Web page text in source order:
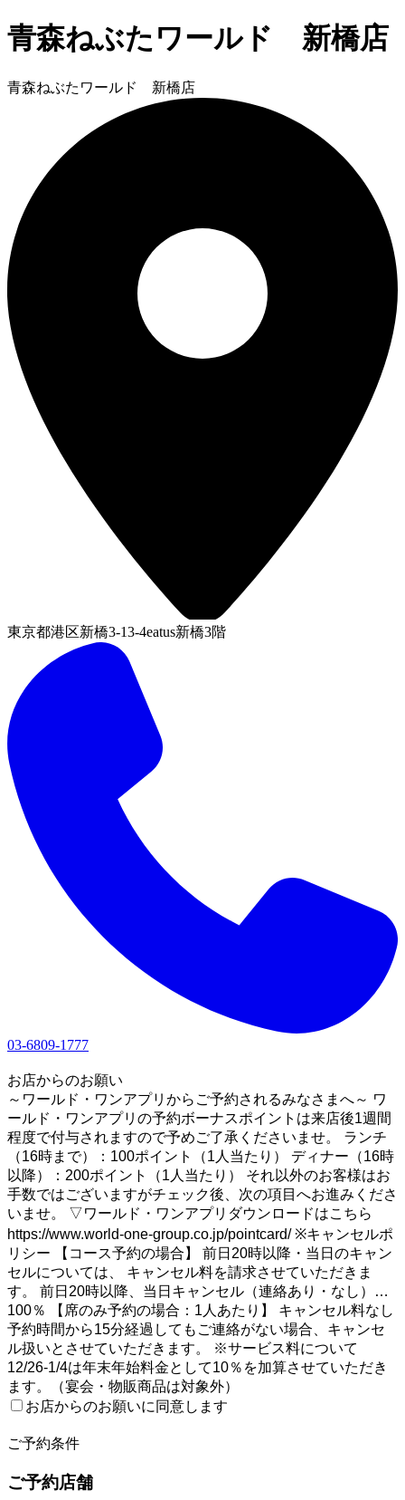
青森ねぶたワールド 新橋店
青森ねぶたワールド 新橋店
東京都港区新橋3-13-4eatus新橋3階
03-6809-1777
お店からのお願い
～ワールド・ワンアプリからご予約されるみなさまへ～ ワ
ールド・ワンアプリの予約ボーナスポイントは来店後1週間
程度で付与されますので予めご了承くださいませ。 ランチ
（16時まで）：100ポイント（1人当たり） ディナー（16時
以降）：200ポイント（1人当たり） それ以外のお客様はお
手数ではございますがチェック後、次の項目へお進みくださ
いませ。 ▽ワールド・ワンアプリダウンロードはこちら
https://www.world-one-group.co.jp/pointcard/ ※キャンセルポ
リシー 【コース予約の場合】 前日20時以降・当日のキャン
セルについては、 キャンセル料を請求させていただきま
す。 前日20時以降、当日キャンセル（連絡あり・なし）…
100％ 【席のみ予約の場合：1人あたり】 キャンセル料なし
予約時間から15分経過してもご連絡がない場合、キャンセ
ル扱いとさせていただきます。 ※サービス料について
12/26-1/4は年末年始料金として10％を加算させていただき
ます。（宴会・物販商品は対象外）
お店からのお願いに同意します
ご予約条件
ご予約店舗